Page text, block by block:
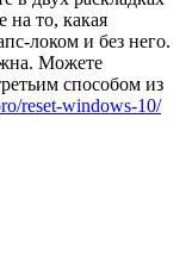
на то, какая
локом и без него.
Можете
способом из
reset-windows-10/